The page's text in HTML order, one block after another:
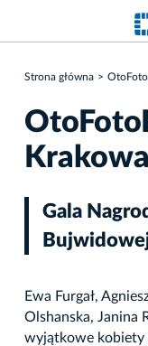
Strona główna
Krakowa
Gala
Ewa Furgał,
Olshanska, Janina
wyjątkowe kobiety